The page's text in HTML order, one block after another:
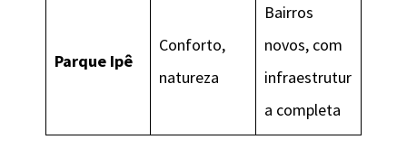
Parque Ipê
Conforto,
natureza
Bairros
novos, com
infraestrutur
a completa